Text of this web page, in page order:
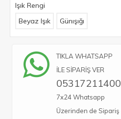
Işık Rengi
Beyaz Işık
Günışığı
TIKLA WHATSAPP
İLE SİPARİŞ VER
05317211400
7x24 Whatsapp
Üzerinden de Sipariş